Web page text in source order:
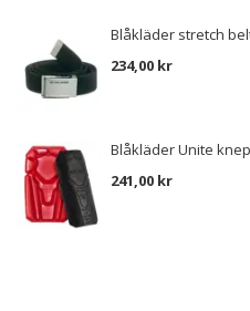
Blåkläder stretch
234,00 kr
Blåkläder Unite
241,00 kr